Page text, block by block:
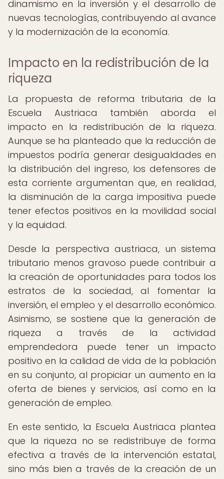
dinamismo en la inversión y el desarrollo de
nuevas tecnologías, contribuyendo al avance
y la modernización de la economía.
Impacto en la redistribución de la
riqueza
La propuesta de reforma tributaria de la
Escuela Austriaca también aborda el
impacto en la redistribución de la riqueza.
Aunque se ha planteado que la reducción de
impuestos podría generar desigualdades en
la distribución del ingreso, los defensores de
esta corriente argumentan que, en realidad,
la disminución de la carga impositiva puede
tener efectos positivos en la movilidad social
y la equidad.
Desde la perspectiva austriaca, un sistema
tributario menos gravoso puede contribuir a
la creación de oportunidades para todos los
estratos de la sociedad, al fomentar la
inversión, el empleo y el desarrollo económico.
Asimismo, se sostiene que la generación de
riqueza a través de la actividad
emprendedora puede tener un impacto
positivo en la calidad de vida de la población
en su conjunto, al propiciar un aumento en la
oferta de bienes y servicios, así como en la
generación de empleo.
En este sentido, la Escuela Austriaca plantea
que la riqueza no se redistribuye de forma
efectiva a través de la intervención estatal,
sino más bien a través de la creación de un